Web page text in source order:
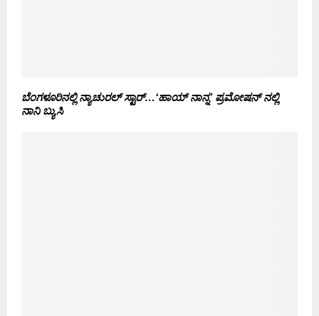
ಬೆಂಗಳೂರಿನಲ್ಲಿ ನ್ಯಾಚುರಲ್ ಸ್ಟಾರ್…‘ಹಾಯ್ ನಾನ್ನ’ ಪ್ರಮೋಷನ್ ನಲ್ಲಿ
ನಾನಿ ಬ್ಯುಸಿ